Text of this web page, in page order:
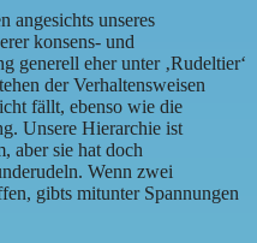
angesichts unseres
konsens- und
generell eher unter ‚Rudeltier‘
der Verhaltensweisen
fällt, ebenso wie die
Unsere Hierarchie ist
aber sie hat doch
Wenn zwei
gibts mitunter Spannungen